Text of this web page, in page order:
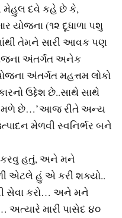
મેહુલ દવે કહે છે કે,
યોજના (૧૨ દૂધાળા પશુ
તેમને સારી આવક પણ
અંતર્ગત અનેક
અંતર્ગત મહત્તમ લોકો
ઉદ્દેશ છે..સાથે સાથે
મળે છે…’આજ રીતે અન્ય
મેળવી સ્વનિર્ભર બને
કરવુ હતું, અને મને
એટલે હું એ કરી શક્યો..
સેવા કરો… અને મને
અત્યારે મારી પાસેદ ૪૦